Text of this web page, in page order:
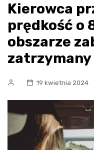
Kierowca
prędkość o
obszarze
zatrzymany
19 kwietnia 2024